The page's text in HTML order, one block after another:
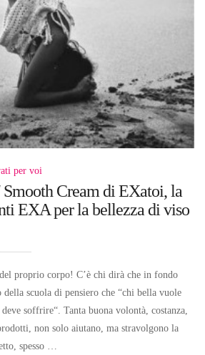
per voi
Cream di EXatoi, la
EXA per la bellezza di viso
proprio corpo! C’è chi dirà che in fondo
della scuola di pensiero che “chi bella vuole
soffrire“. Tanta buona volontà, costanza,
non solo aiutano, ma stravolgono la
spesso …